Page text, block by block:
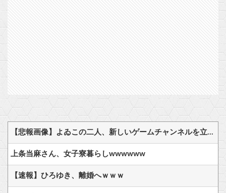
【悲報画像】よゐこの二人、新しいゲームチャンネルを立ち上げるwwww
上条当麻さん、女子寮暮らしwwwwww
【速報】ひろゆき、離婚へｗｗｗ